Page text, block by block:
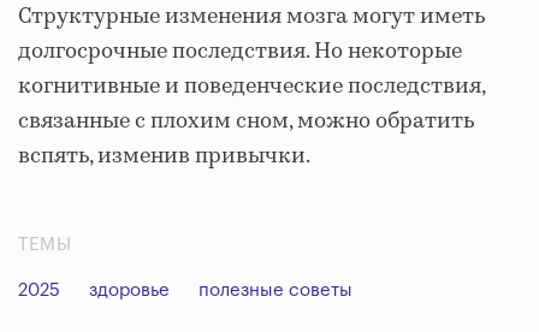
Структурные изменения мозга могут иметь
долгосрочные последствия. Но некоторые
когнитивные и поведенческие последствия,
связанные с плохим сном, можно обратить
вспять, изменив привычки.
ТЕМЫ
2025 здоровье полезные советы